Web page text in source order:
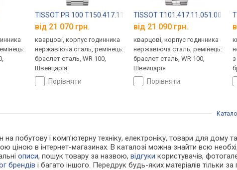
TISSOT PR 100 T150.417.11.041.00
від 21 070 грн.
кварцові, корпус годинника
нержавіюча сталь, ремінець:
браслет сталь, WR 100,
Швейцарія
порівняти
TISSOT T101.417.11.051.00
від 21 090 грн.
кварцові, корпус годинника
нержавіюча сталь, ремінець:
браслет сталь, WR 100,
Швейцарія
порівняти
на побутову і комп'ютерну техніку, електроніку, товари для
ціною в інтернет-магазинах. В каталозі можна знайти всю
описи, пошук товару за назвою,відгуки користувачів,
брендів і багато іншого. Передрук будь-яких матеріалів тільки